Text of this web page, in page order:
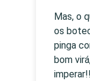
Mas, o
os
pinga
bom